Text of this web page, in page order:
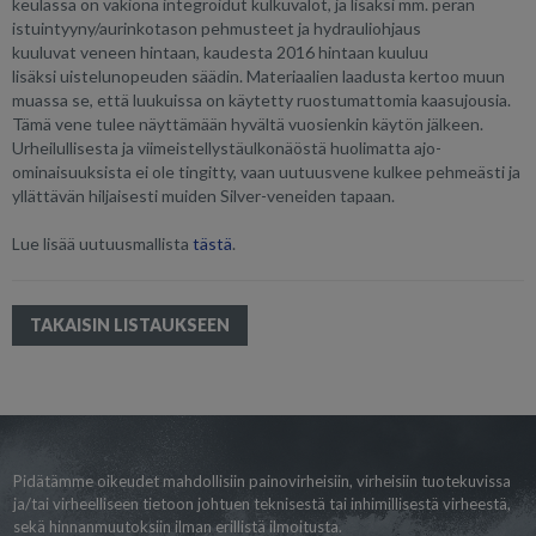
keulassa on vakiona integroidut kulkuvalot, ja lisäksi mm. perän
istuintyyny/aurinkotason pehmusteet ja hydrauliohjaus
kuuluvat veneen hintaan, kaudesta 2016 hintaan kuuluu
lisäksi uistelunopeuden säädin. Materiaalien laadusta kertoo muun
muassa se, että luukuissa on käytetty ruostumattomia kaasujousia.
Tämä vene tulee näyttämään hyvältä vuosienkin käytön jälkeen.
Urheilullisesta ja viimeistellystäulkonäöstä huolimatta ajo-
ominaisuuksista ei ole tingitty, vaan uutuusvene kulkee pehmeästi ja
yllättävän hiljaisesti muiden Silver-veneiden tapaan.
Lue lisää uutuusmallista tästä.
TAKAISIN LISTAUKSEEN
Pidätämme oikeudet mahdollisiin painovirheisiin, virheisiin tuotekuvissa
ja/tai virheelliseen tietoon johtuen teknisestä tai inhimillisestä virheestä,
sekä hinnanmuutoksiin ilman erillistä ilmoitusta.